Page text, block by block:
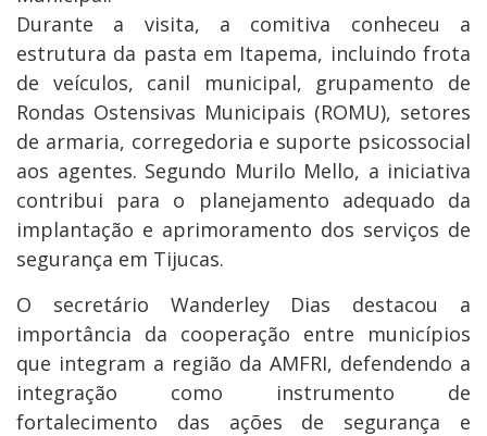
Durante a visita, a comitiva conheceu a
estrutura da pasta em Itapema, incluindo frota
de veículos, canil municipal, grupamento de
Rondas Ostensivas Municipais (ROMU), setores
de armaria, corregedoria e suporte psicossocial
aos agentes. Segundo Murilo Mello, a iniciativa
contribui para o planejamento adequado da
implantação e aprimoramento dos serviços de
segurança em Tijucas.
O secretário Wanderley Dias destacou a
importância da cooperação entre municípios
que integram a região da AMFRI, defendendo a
integração como instrumento de
fortalecimento das ações de segurança e